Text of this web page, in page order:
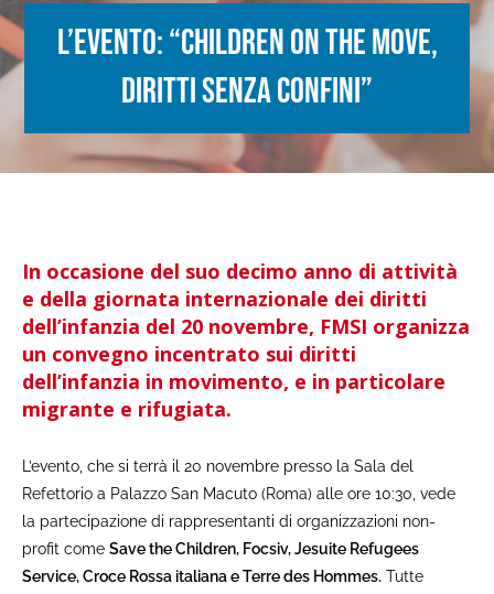
L’evento: “Children on the Move,
diritti senza Confini”
In occasione del suo decimo anno di attività
e della giornata internazionale dei diritti
dell’infanzia del 20 novembre, FMSI organizza
un convegno incentrato sui diritti
dell’infanzia in movimento, e in particolare
migrante e rifugiata.
L’evento, che si terrà il 20 novembre presso la Sala del
Refettorio a Palazzo San Macuto (Roma) alle ore 10:30, vede
la partecipazione di rappresentanti di organizzazioni non-
profit come Save the Children, Focsiv, Jesuite Refugees
Service, Croce Rossa italiana e Terre des Hommes. Tutte